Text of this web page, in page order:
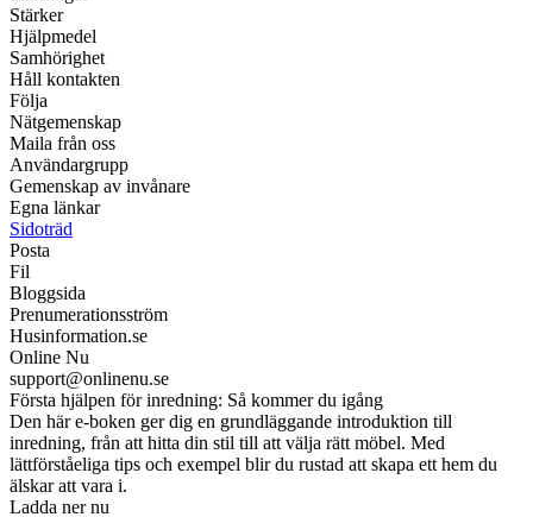
Stärker
Hjälpmedel
Samhörighet
Håll kontakten
Följa
Nätgemenskap
Maila från oss
Användargrupp
Gemenskap av invånare
Egna länkar
Sidoträd
Posta
Fil
Bloggsida
Prenumerationsström
Husinformation.se
Online Nu
support@onlinenu.se
Första hjälpen för inredning: Så kommer du igång
Den här e-boken ger dig en grundläggande introduktion till
inredning, från att hitta din stil till att välja rätt möbel. Med
lättförståeliga tips och exempel blir du rustad att skapa ett hem du
älskar att vara i.
Ladda ner nu